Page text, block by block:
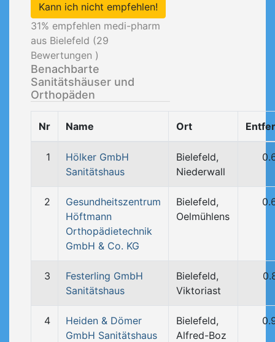
Kann ich nicht empfehlen!
31% empfehlen medi-pharm
aus Bielefeld (29
Bewertungen )
Benachbarte
Sanitätshäuser und
Orthopäden
Nr Name Ort
1
Hölker GmbH
Sanitätshaus
Bielefeld,
Niederwall
2
Gesundheitszentrum
Höftmann
Orthopädietechnik
GmbH & Co. KG
Bielefeld,
Oelmühlens
3
Festerling GmbH
Sanitätshaus
Bielefeld,
Viktoriast
4
Heiden & Dömer
GmbH Sanitätshaus
Bielefeld,
Alfred-Boz